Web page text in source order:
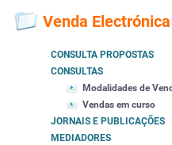
Venda
CONSULTA PROPOSTAS
CONSULTAS
Modalidades de
Vendas em curso
JORNAIS E PUBLICAÇÕES
MEDIADORES